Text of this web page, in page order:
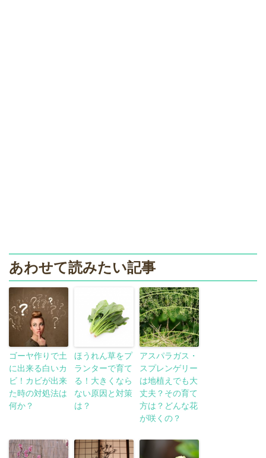
あわせて読みたい記事
ゴーヤ作りで土
に出来る白いカ
ビ！カビが出来
た時の対処法は
何か？
ほうれん草をプ
ランターで育て
る！大きくなら
ない原因と対策
は？
アスパラガス・
スプレンゲリー
は地植えでも大
丈夫？その育て
方は？どんな花
が咲くの？